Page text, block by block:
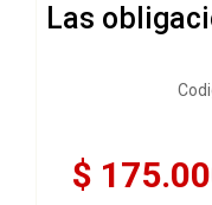
Las
$